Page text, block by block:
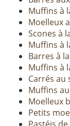
Muffins à
Moelleux
Scones à
Muffins à
Barres à
Muffins à
Carrés au
Muffins
Moelleux
Petits